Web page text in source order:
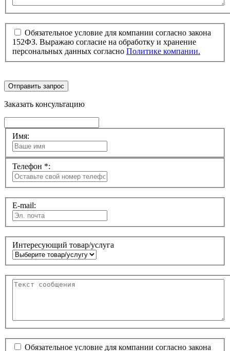
Обязательное условие для компании согласно закона
152ФЗ. Выражаю согласие на обработку и хранение
персональных данных согласно Политике компании.
Отправить запрос
Заказать консультацию
Имя:
Телефон *:
E-mail:
Интересующий товар/услуга
Обязательное условие для компании согласно закона